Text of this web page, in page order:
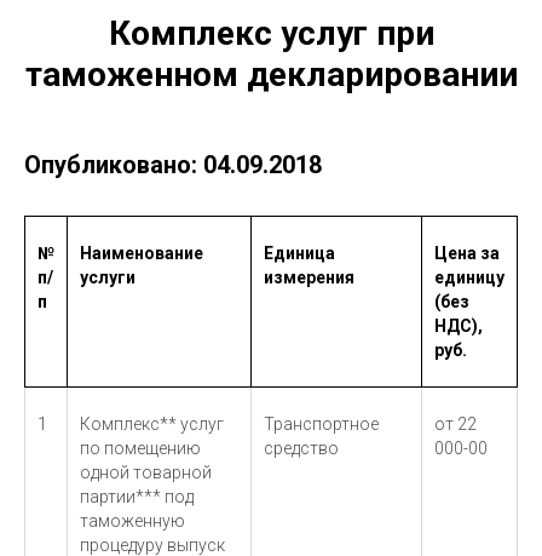
Комплекс услуг при
таможенном декларировании
Опубликовано: 04.09.2018
№
п/
п
Наименование
услуги
Единица
измерения
Цена за
единицу
(без
НДС),
руб.
1
Комплекс** услуг
по помещению
одной товарной
партии*** под
таможенную
процедуру выпуск
Транспортное
средство
от 22
000-00